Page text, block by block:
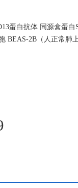
蛋白抗体 同源盒蛋
BEAS-2B（人正常肺